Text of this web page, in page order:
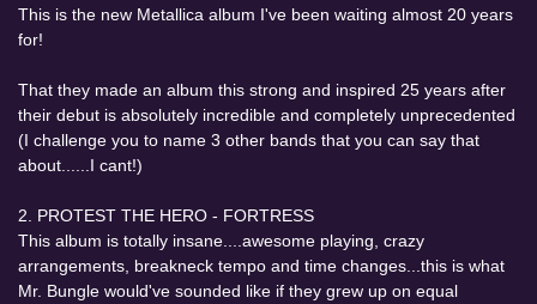
This is the new Metallica album I've been waiting almost 20 years
for!
That they made an album this strong and inspired 25 years after
their debut is absolutely incredible and completely unprecedented
(I challenge you to name 3 other bands that you can say that
about......I cant!)
2. PROTEST THE HERO - FORTRESS
This album is totally insane....awesome playing, crazy
arrangements, breakneck tempo and time changes...this is what
Mr. Bungle would've sounded like if they grew up on equal